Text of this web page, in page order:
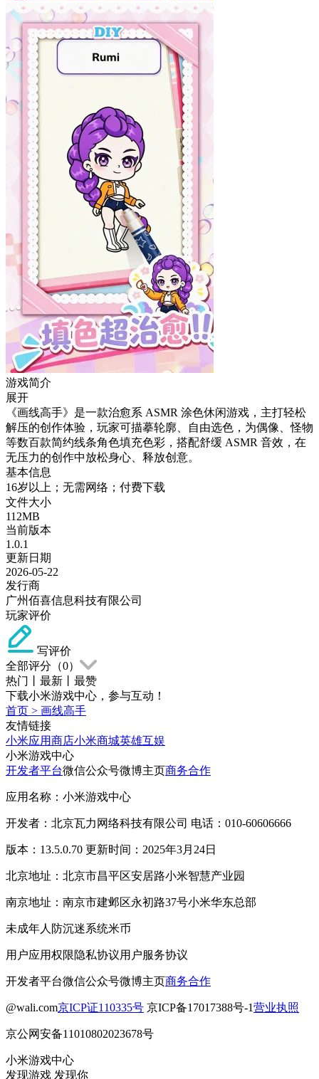
游戏简介
展开
《画线高手》是一款治愈系 ASMR 涂色休闲游戏，主打轻松
解压的创作体验，玩家可描摹轮廓、自由选色，为偶像、怪物
等数百款简约线条角色填充色彩，搭配舒缓 ASMR 音效，在
无压力的创作中放松身心、释放创意。
基本信息
16岁以上；无需网络；付费下载
文件大小
112MB
当前版本
1.0.1
更新日期
2026-05-22
发行商
广州佰喜信息科技有限公司
玩家评价
写评价
全部评分（0）
热门
最新
最赞
下载小米游戏中心，参与互动！
首页 > 画线高手
友情链接
小米应用商店小米商城英雄互娱
小米游戏中心
开发者平台微信公众号微博主页商务合作
应用名称：小米游戏中心
开发者：北京瓦力网络科技有限公司 电话：010-60606666
版本：13.5.0.70 更新时间：2025年3月24日
北京地址：北京市昌平区安居路小米智慧产业园
南京地址：南京市建邺区永初路37号小米华东总部
未成年人防沉迷系统米币
用户应用权限隐私协议用户服务协议
开发者平台微信公众号微博主页商务合作
@wali.com京ICP证110335号 京ICP备17017388号-1营业执照
京公网安备11010802023678号
小米游戏中心
发现游戏 发现你